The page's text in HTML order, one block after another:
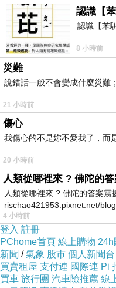
認識【
認識【苯
8 小時前
災難
說錯話一般不會變成什麼災難
21 小時前
傷心
我傷心的不是妳不愛我了，而
20 小時前
人類從哪裡來 ? 佛陀的
人類從哪裡來 ? 佛陀的答案震
rischao421953.pixnet.net/
4 小時前
登入 註冊
PChome首頁 線上購物 24h
新聞 /氣象 股市 個人新聞台
買賣租屋 支付連 國際連 Pi
買車 旅行團 汽車險推薦 線